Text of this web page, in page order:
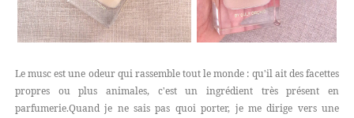
Le musc est une odeur qui rassemble tout le monde : qu'il ait des facettes
propres ou plus animales, c'est un ingrédient très présent en
parfumerie.Quand je ne sais pas quoi porter, je me dirige vers une